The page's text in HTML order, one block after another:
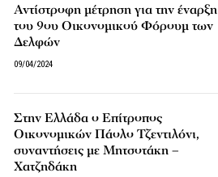
Αντίστροφη μέτρηση για την έναρξη
του 9ου Οικονομικού Φόρουμ των
Δελφών
09/04/2024
Στην Ελλάδα ο Επίτροπος
Οικονομικών Πάολο Τζεντιλόνι,
συναντήσεις με Μητσοτάκη –
Χατζηδάκη